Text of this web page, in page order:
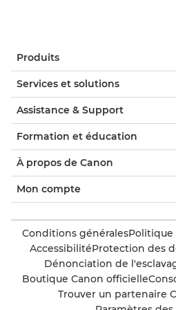
Produits
Services et solutions
Assistance & Support
Formation et éducation
À propos de Canon
Mon compte
Conditions généralesPolitique
AccessibilitéProtection des
Dénonciation de
Boutique Canon officielle
Trouver un partenaire